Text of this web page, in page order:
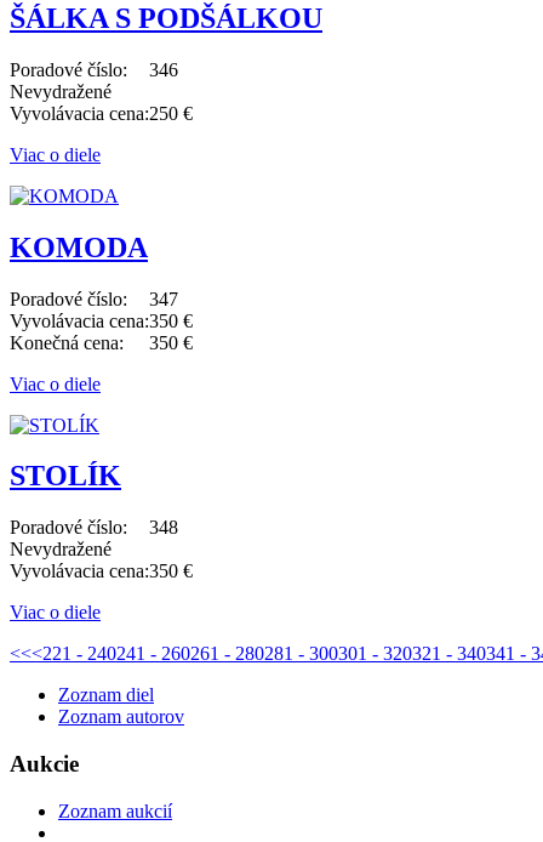
ŠÁLKA S PODŠÁLKOU
Poradové číslo:
346
Nevydražené
Vyvolávacia cena:250 €
Viac o diele
KOMODA
Poradové číslo:
347
Vyvolávacia cena:350 €
Konečná cena:
350 €
Viac o diele
STOLÍK
Poradové číslo:
348
Nevydražené
Vyvolávacia cena:350 €
Viac o diele
<<<221 - 240241 - 260261 - 280281 - 300301 - 320321 - 340341 -
Zoznam diel
Zoznam autorov
Aukcie
Zoznam aukcií